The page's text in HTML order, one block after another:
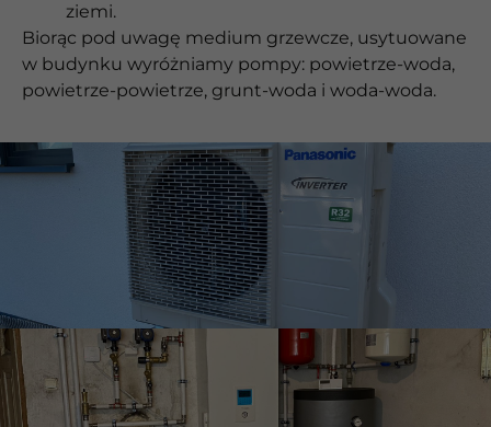
ziemi.
Biorąc pod uwagę medium grzewcze, usytuowane
w budynku wyróżniamy pompy: powietrze-woda,
powietrze-powietrze, grunt-woda i woda-woda.